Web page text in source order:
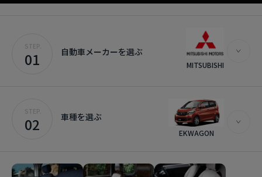
STEP.
01 自動車メーカーを選ぶ
MITSUBISHI
STEP.
02 車種を選ぶ
EKWAGON